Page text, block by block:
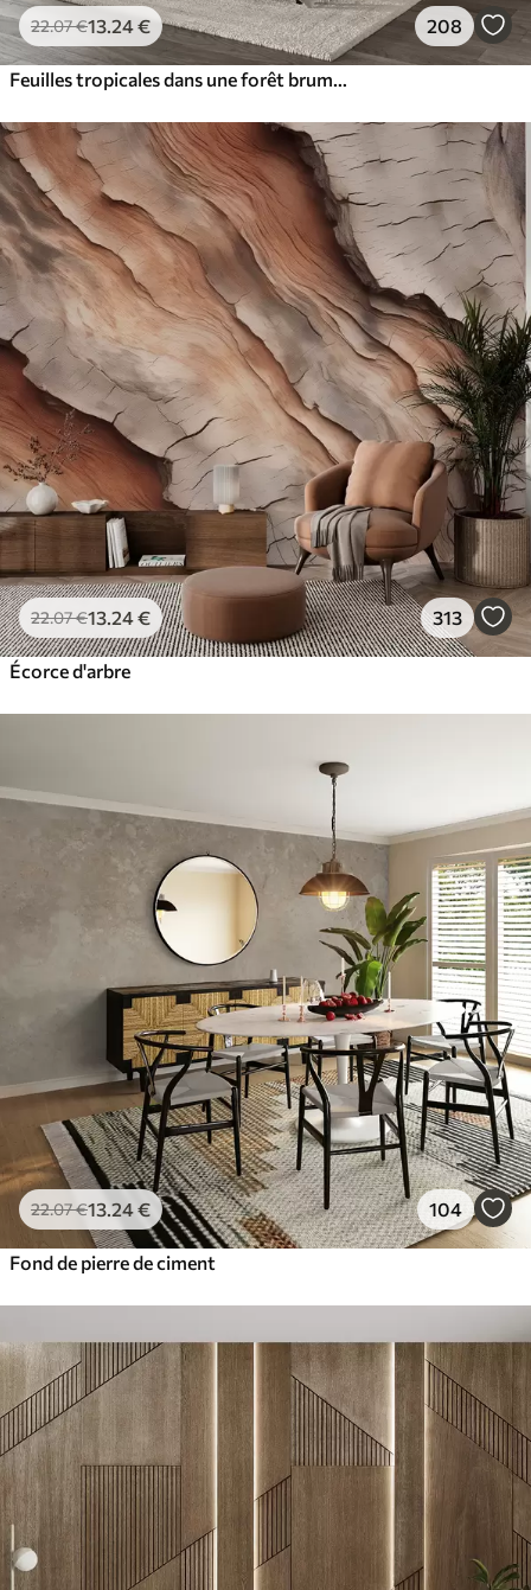
22.07€13.24€ 208
Feuilles tropicales dans une forêt brumeuse
22.07€13.24€ 313
Écorce d'arbre
22.07€13.24€ 104
Fond de pierre de ciment